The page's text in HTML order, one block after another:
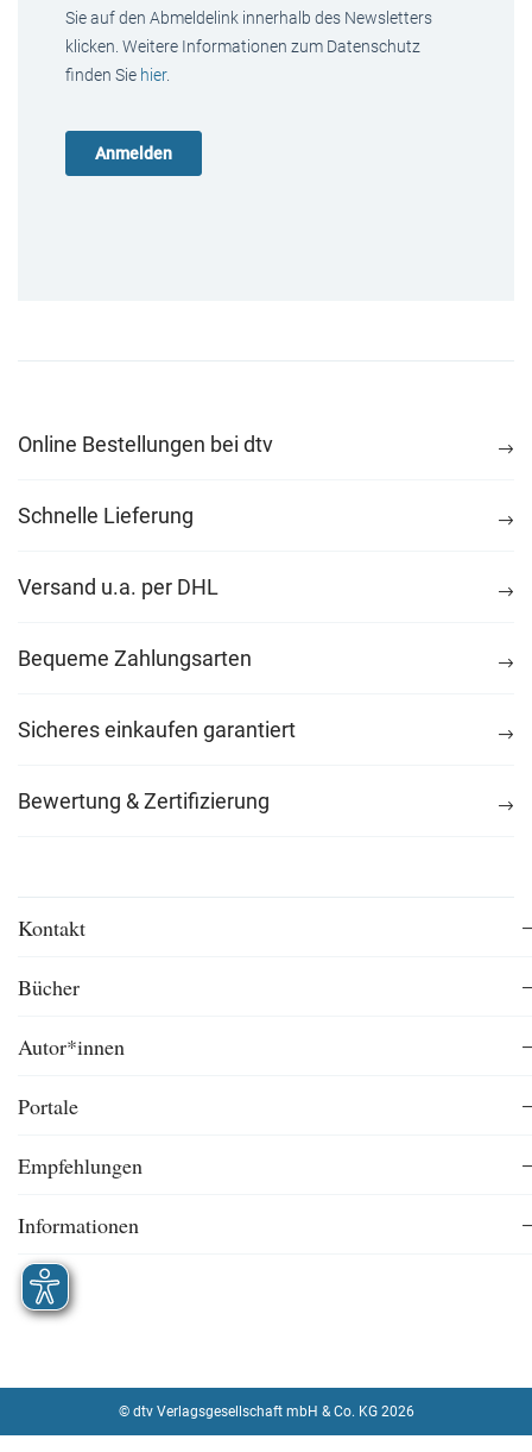
Sie auf den Abmeldelink innerhalb des Newsletters
klicken. Weitere Informationen zum Datenschutz
finden Sie hier.
Online Bestellungen bei dtv
Schnelle Lieferung
Versand u.a. per DHL
Bequeme Zahlungsarten
Sicheres einkaufen garantiert
Bewertung & Zertifizierung
Kontakt
Bücher
Autor*innen
Portale
Empfehlungen
Informationen
© dtv Verlagsgesellschaft mbH & Co. KG 2026